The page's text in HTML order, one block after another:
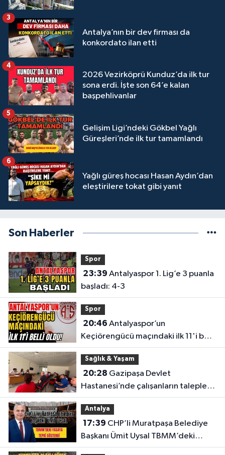
Antalya’nın bir dev firması da
konkordato ilan etti
3
2026 Vezirköprü Kunduz’da ilk tur
sona erdi. İşte son 64’e kalan
başpehlivanlar
4
Gelişim Ligi’ndeki Gökbel Yağlı
Güreşleri’nde ilk tur tamamlandı
5
Yağlı güreş hocası Hasan Aydın’dan
eleştirilere tokat gibi yanıt
6
Son Haberler
Spor
23:39
başladı: 4-3
Spor
20:46
Keçiörengücü maçındaki ilk 11'i belli
oldu!
Sağlık & Yaşam
20:28
Hastanesi’nde çalışanların talepleri
masaya yatırıldı
Antalya
17:39
Başkanı Ümit Uysal TBMM’deki
yasaya tepki gösterdi